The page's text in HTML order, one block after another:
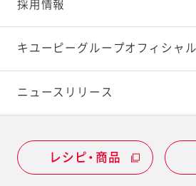
採用情報
キユーピーグループオフィシャ
ニュースリリース
レシピ・商品